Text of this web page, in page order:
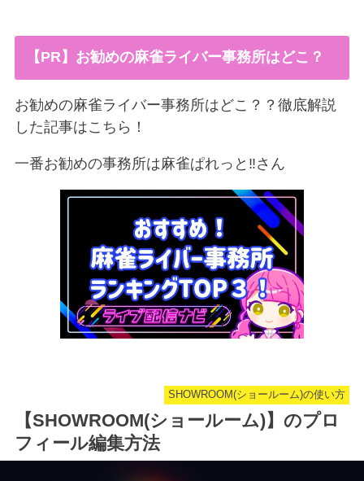
【PR】お勧めの麻雀ライバー事務所はどこ？
お勧めの麻雀ライバー事務所はどこ？？徹底解説
した記事はこちら！
一番お勧めの事務所は麻雀ぱれっと‼︎さん
SHOWROOM(ショールーム)の使い方
【SHOWROOM(ショールーム)】のプロ
フィール編集方法